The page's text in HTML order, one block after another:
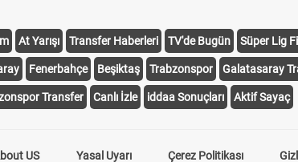
At Yarışı Transfer Haberleri TV'de Bugün Süper Lig
Fenerbahçe Beşiktaş Trabzonspor Galatasaray
Transfer Canlı İzle iddaa Sonuçları Aktif Sayaç
US Yasal Uyarı Çerez Politikası